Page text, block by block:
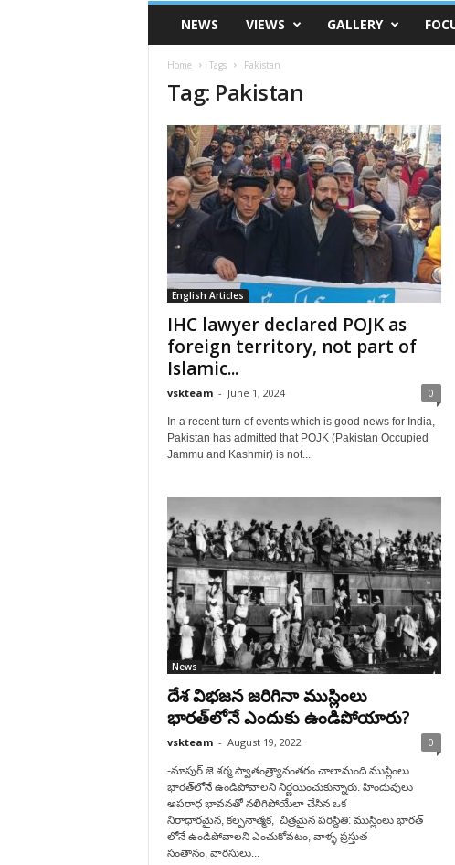
VSK
TelanganaNEWS VIEWS GALLERY
Home Tags Pakistan
Tag: Pakistan
English Articles
IHC lawyer declared POJK as
foreign territory, not part of
Islamic...
vskteam - June 1, 2024 0
In a recent turn of events which is good news for India,
Pakistan has admitted that POJK (Pakistan Occupied
Jammu and Kashmir) is not...
News
దేశ విభజన జరిగినా ముస్లింలు
భారత్‌లోనే ఎందుకు ఉండిపోయారు?
vskteam - August 19, 2022 0
-నూపుర్ జె శర్మ స్వాతంత్ర్యానంతరం చాలామంది ముస్లింలు
భారత్‌లోనే ఉండిపోవాలని నిర్ణయించుకున్నారు: హిందువులు
అపరాధ భావనతో నలిగిపోయేలా చేసిన ఒక
నిరాధారమైన, కల్పనాత్మక, చిత్రమైన పరిస్థితి: ముస్లింలు భారత్
లోనే ఉండిపోవాలని ఎంచుకోవటం, వాళ్ళ ప్రస్తుత
సంతానం, వారసులు...